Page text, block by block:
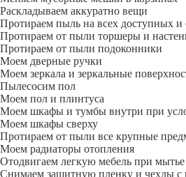
Раскладываем аккуратно вещи
Протираем пыль на всех доступных и
Протираем от пыли торшеры и
Протираем от пыли подоконники
Моем дверные ручки
Моем зеркала и зеркальные
Пылесосим пол
Моем пол и плинтуса
Моем шкафы и тумбы внутри при
Моем шкафы сверху
Протираем от пыли все крупные
Моем радиаторы отопления
Отодвигаем легкую мебель при мытье
Снимаем защитную пленку и чехлы с